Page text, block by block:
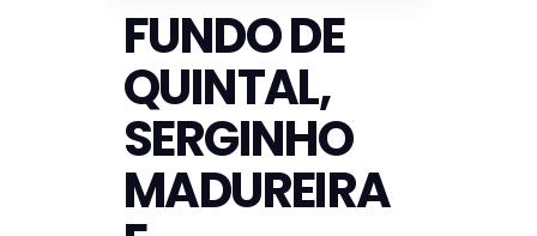
FUNDO DE
QUINTAL,
SERGINHO
MADUREIRA